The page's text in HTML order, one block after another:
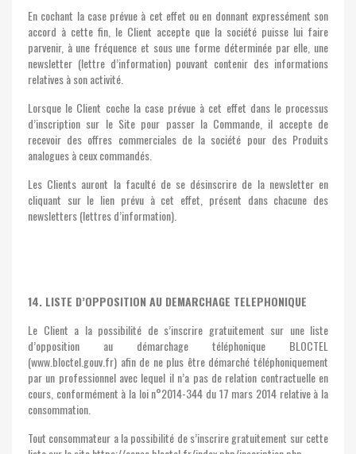
En cochant la case prévue à cet effet ou en donnant expressément son
accord à cette fin, le Client accepte que la société puisse lui faire
parvenir, à une fréquence et sous une forme déterminée par elle, une
newsletter (lettre d’information) pouvant contenir des informations
relatives à son activité.
Lorsque le Client coche la case prévue à cet effet dans le processus
d’inscription sur le Site pour passer la Commande, il accepte de
recevoir des offres commerciales de la société pour des Produits
analogues à ceux commandés.
Les Clients auront la faculté de se désinscrire de la newsletter en
cliquant sur le lien prévu à cet effet, présent dans chacune des
newsletters (lettres d’information).
14. LISTE D’OPPOSITION AU DEMARCHAGE TELEPHONIQUE
Le Client a la possibilité de s’inscrire gratuitement sur une liste
d’opposition au démarchage téléphonique BLOCTEL
(www.bloctel.gouv.fr) afin de ne plus être démarché téléphoniquement
par un professionnel avec lequel il n’a pas de relation contractuelle en
cours, conformément à la loi n°2014-344 du 17 mars 2014 relative à la
consommation.
Tout consommateur a la possibilité de s’inscrire gratuitement sur cette